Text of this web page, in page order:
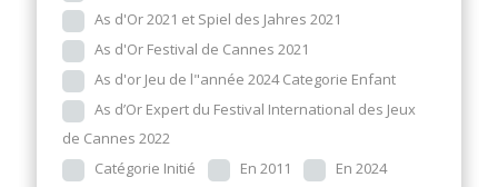
As d'Or 2021 et Spiel des Jahres 2021
As d'Or Festival de Cannes 2021
As d'or Jeu de l"année 2024 Categorie Enfant
As d’Or Expert du Festival International des Jeux
de Cannes 2022
Catégorie Initié
En 2011
En 2024